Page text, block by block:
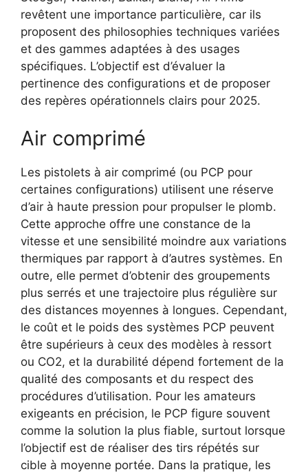
revêtent une importance particulière, car ils
proposent des philosophies techniques variées
et des gammes adaptées à des usages
spécifiques. L’objectif est d’évaluer la
pertinence des configurations et de proposer
des repères opérationnels clairs pour 2025.
Air comprimé
Les pistolets à air comprimé (ou PCP pour
certaines configurations) utilisent une réserve
d’air à haute pression pour propulser le plomb.
Cette approche offre une constance de la
vitesse et une sensibilité moindre aux variations
thermiques par rapport à d’autres systèmes. En
outre, elle permet d’obtenir des groupements
plus serrés et une trajectoire plus régulière sur
des distances moyennes à longues. Cependant,
le coût et le poids des systèmes PCP peuvent
être supérieurs à ceux des modèles à ressort
ou CO2, et la durabilité dépend fortement de la
qualité des composants et du respect des
procédures d’utilisation. Pour les amateurs
exigeants en précision, le PCP figure souvent
comme la solution la plus fiable, surtout lorsque
l’objectif est de réaliser des tirs répétés sur
cible à moyenne portée. Dans la pratique, les